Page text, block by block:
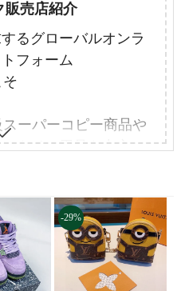
販売店紹介
るグローバルオンラ
フォーム
そ
ーパーコピー商品や
タイル用品を中心
財布、ジュエリー、
、カーペット、寝具
ホンケース、マス
など、あらゆるニー
-29%